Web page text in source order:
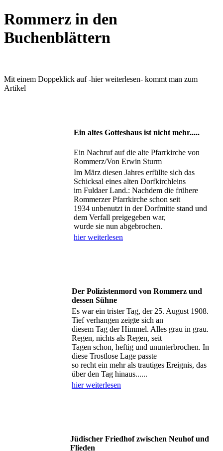
Rommerz in den
Buchenblättern
Mit einem Doppeklick auf -hier weiterlesen- kommt man zum
Artikel
Ein altes Gotteshaus ist nicht mehr.....
Ein Nachruf auf die alte Pfarrkirche von
Rommerz/Von Erwin Sturm
Im März diesen Jahres erfüllte sich das
Schicksal eines alten Dorfkirchleins
im Fuldaer Land.: Nachdem die frühere
Rommerzer Pfarrkirche schon seit
1934 unbenutzt in der Dorfmitte stand und
dem Verfall preigegeben war,
wurde sie nun abgebrochen.
hier weiterlesen
Der Polizistenmord von Rommerz und
dessen Sühne
Es war ein trister Tag, der 25. August 1908.
Tief verhangen zeigte sich an
diesem Tag der Himmel. Alles grau in grau.
Regen, nichts als Regen, seit
Tagen schon, heftig und ununterbrochen. In
diese Trostlose Lage passte
so recht ein mehr als trautiges Ereignis, das
über den Tag hinaus......
hier weiterlesen
Jüdischer Friedhof zwischen Neuhof und
Flieden